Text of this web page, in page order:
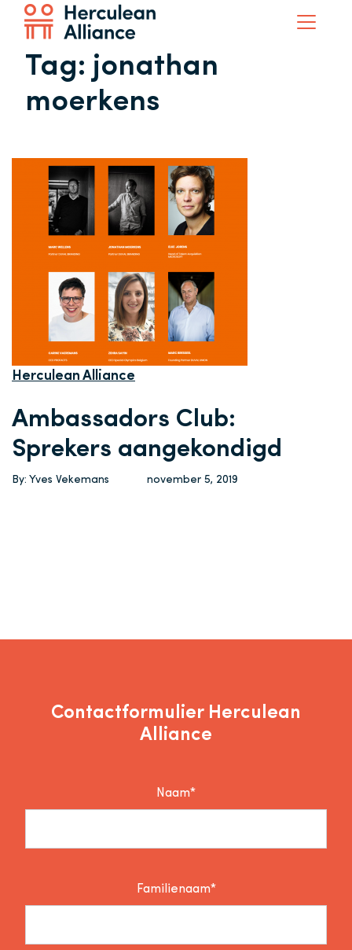
Tag: jonathan
moerkens
Herculean Alliance
Ambassadors Club:
Sprekers aangekondigd
By: Yves Vekemans november 5, 2019
Contactformulier Herculean
Alliance
Naam*
Familienaam*